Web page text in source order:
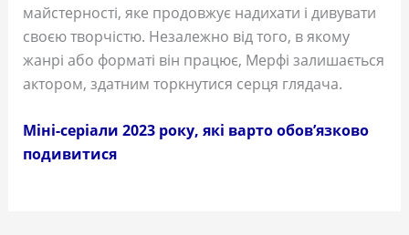
майстерності, яке продовжує надихати і дивувати
своєю творчістю. Незалежно від того, в якому
жанрі або форматі він працює, Мерфі залишається
актором, здатним торкнутися серця глядача.
Міні-серіали 2023 року, які варто обов’язково
подивитися